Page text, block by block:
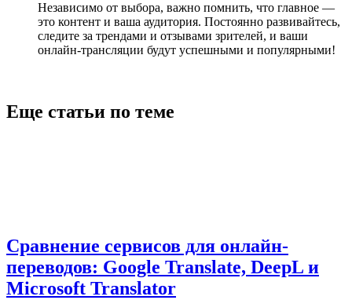
Независимо от выбора, важно помнить, что главное —
это контент и ваша аудитория. Постоянно развивайтесь,
следите за трендами и отзывами зрителей, и ваши
онлайн-трансляции будут успешными и популярными!
Еще статьи по теме
Сравнение сервисов для онлайн-
переводов: Google Translate, DeepL и
Microsoft Translator